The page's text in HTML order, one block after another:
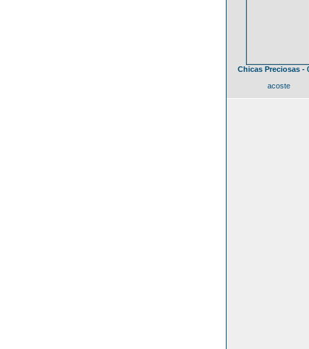
Chicas Preciosas -
acoste